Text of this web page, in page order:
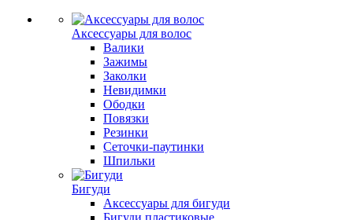
Аксессуары для волос
Валики
Зажимы
Заколки
Невидимки
Ободки
Повязки
Резинки
Сеточки-паутинки
Шпильки
Бигуди
Аксессуары для бигуди
Бигуди пластиковые